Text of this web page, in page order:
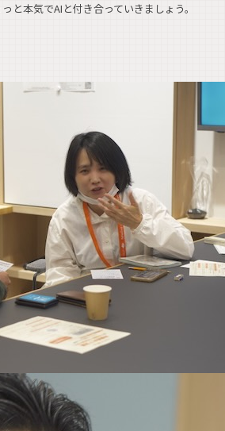
と本気でAIと付き合っていきましょう。